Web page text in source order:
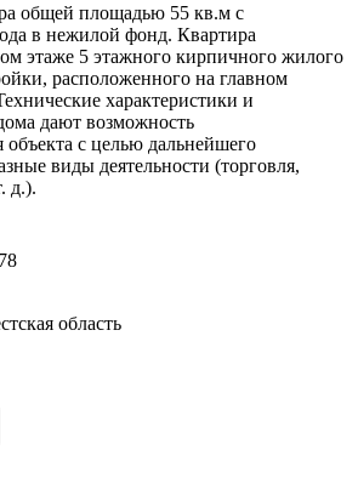
общей площадью 55 кв.м с
в нежилой фонд. Квартира
этаже 5 этажного кирпичного жилого
расположенного на главном
характеристики и
дают возможность
с целью дальнейшего
виды деятельности (торговля,
д.).
область